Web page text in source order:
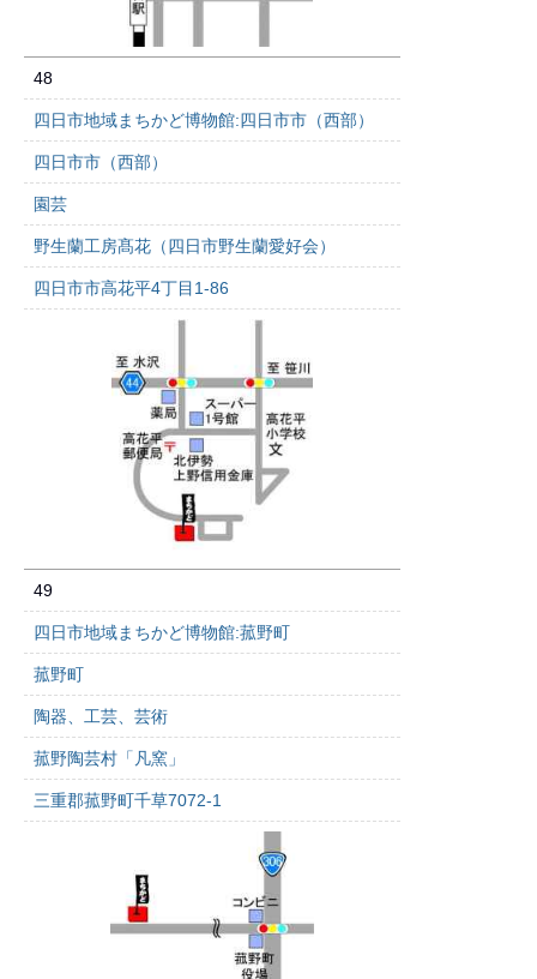
48
四日市地域まちかど博物館:四日市市（西部）
四日市市（西部）
園芸
野生蘭工房髙花（四日市野生蘭愛好会）
四日市市高花平4丁目1-86
49
四日市地域まちかど博物館:菰野町
菰野町
陶器、工芸、芸術
菰野陶芸村「凡窯」
三重郡菰野町千草7072-1